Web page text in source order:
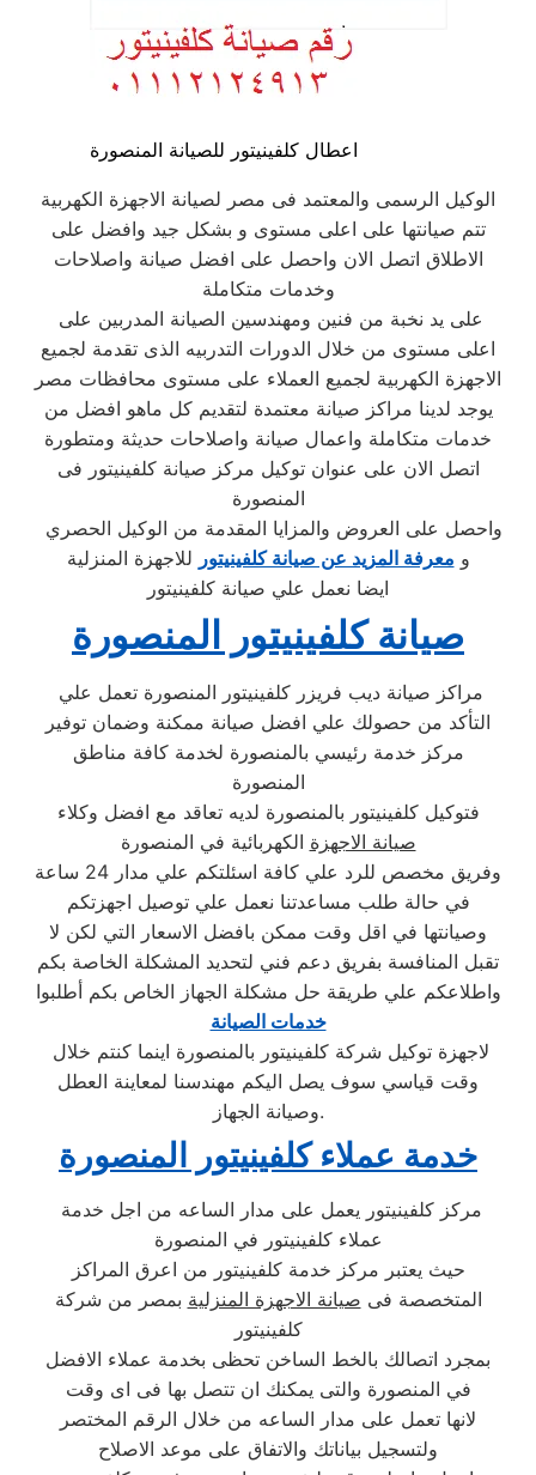
اعطال كلفينيتور للصيانة المنصورة
الوكيل الرسمى والمعتمد فى مصر لصيانة الاجهزة الكهربية
تتم صيانتها على اعلى مستوى و بشكل جيد وافضل على
الاطلاق اتصل الان واحصل على افضل صيانة واصلاحات
وخدمات متكاملة
اعلى مستوى من خلال الدورات التدربيه الذى تقدمة لجميع
الاجهزة الكهربية لجميع العملاء على مستوى محافظات مصر
يوجد لدينا مراكز صيانة معتمدة لتقديم كل ماهو افضل من
خدمات متكاملة واعمال صيانة واصلاحات حديثة ومتطورة
اتصل الان على عنوان توكيل مركز صيانة كلفينيتور فى
المنصورة
و معرفة المزيد عن صيانة كلفينيتور للاجهزة المنزلية
ايضا نعمل علي صيانة كلفينيتور
صيانة كلفينيتور المنصورة
التأكد من حصولك علي افضل صيانة ممكنة وضمان توفير
مركز خدمة رئيسي بالمنصورة لخدمة كافة مناطق
المنصورة
فتوكيل كلفينيتور بالمنصورة لديه تعاقد مع افضل وكلاء
صيانة الاجهزة الكهربائية في المنصورة
وفريق مخصص للرد علي كافة اسئلتكم علي مدار 24 ساعة
في حالة طلب مساعدتنا نعمل علي توصيل اجهزتكم
وصيانتها في اقل وقت ممكن بافضل الاسعار التي لكن لا
تقبل المنافسة بفريق دعم فني لتحديد المشكلة الخاصة بكم
واطلاعكم علي طريقة حل مشكلة الجهاز الخاص بكم أطلبوا
خدمات الصيانة
وقت قياسي سوف يصل اليكم مهندسنا لمعاينة العطل
وصيانة الجهاز.
خدمة عملاء كلفينيتور المنصورة
عملاء كلفينيتور في المنصورة
حيث يعتبر مركز خدمة كلفينيتور من اعرق المراكز
المتخصصة فى صيانة الاجهزة المنزلية بمصر من شركة
كلفينيتور
بمجرد اتصالك بالخط الساخن تحظى بخدمة عملاء الافضل
في المنصورة والتى يمكنك ان تتصل بها فى اى وقت
لانها تعمل على مدار الساعه من خلال الرقم المختصر
ولتسجيل بياناتك والاتفاق على موعد الاصلاح